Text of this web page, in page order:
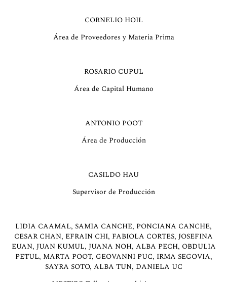
CORNELIO HOIL
Área de Proveedores y Materia Prima
ROSARIO CUPUL
Área de Capital Humano
ANTONIO POOT
Área de Producción
CASILDO HAU
Supervisor de Producción
LIDIA CAAMAL, SAMIA CANCHE, PONCIANA CANCHE,
CESAR CHAN, EFRAIN CHI, FABIOLA CORTES, JOSEFINA
EUAN, JUAN KUMUL, JUANA NOH, ALBA PECH, OBDULIA
PETUL, MARTA POOT, GEOVANNI PUC, IRMA SEGOVIA,
SAYRA SOTO, ALBA TUN, DANIELA UC